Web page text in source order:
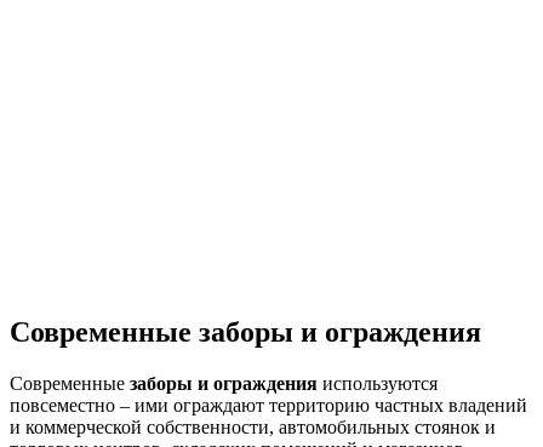
Современные заборы и ограждения
Современные заборы и ограждения используются
повсеместно – ими ограждают территорию частных владений
и коммерческой собственности, автомобильных стоянок и